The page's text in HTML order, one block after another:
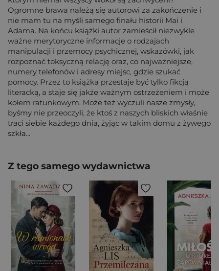
Ogromne brawa należą się autorowi za zakończenie i
nie mam tu na myśli samego finału historii Mai i
Adama. Na końcu książki autor zamieścił niezwykle
ważne merytoryczne informacje o rodzajach
manipulacji i przemocy psychicznej, wskazówki, jak
rozpoznać toksyczną relację oraz, co najważniejsze,
numery telefonów i adresy miejsc, gdzie szukać
pomocy. Przez to książka przestaje być tylko fikcją
literacką, a staje się jakże ważnym ostrzeżeniem i może
kołem ratunkowym. Może też wyczuli nasze zmysły,
byśmy nie przeoczyli, że ktoś z naszych bliskich właśnie
traci siebie każdego dnia, żyjąc w takim domu z żywego
szkła...
Z tego samego wydawnictwa